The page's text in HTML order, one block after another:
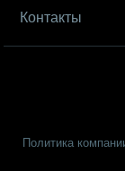
Контакты
Политика